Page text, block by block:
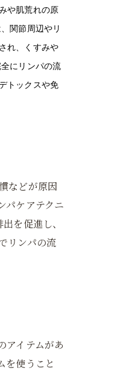
や肌荒れの原
関節周辺やリ
れ、くすみや
にリンパの流
トックスや免
などが原因
パケアテクニ
を促進し、
リンパの流
アイテムがあ
を使うこと